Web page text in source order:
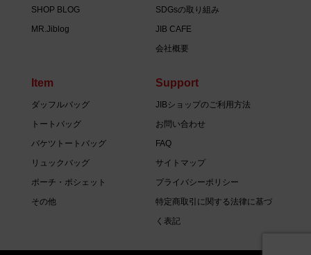
SHOP BLOG
MR.Jiblog
SDGsの取り組み
JIB CAFE
会社概要
Item
ダッフルバッグ
トートバッグ
バケツトートバッグ
リュックバッグ
ポーチ・ポシェット
その他
Support
JIBショップのご利用方法
お問い合わせ
FAQ
サイトマップ
プライバシーポリシー
特定商取引に関する法律に基づ
く表記